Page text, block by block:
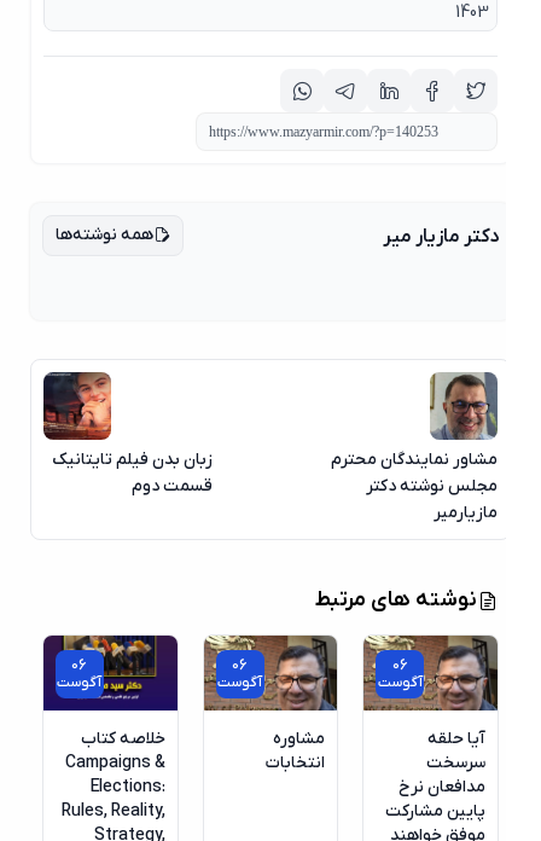
دکتر مازیار میر همه نوشته‌ها
مشاور نمایندگان محترم
مجلس نوشته دکتر
مازیارمیر
زبان بدن فیلم تایتانیک
قسمت دوم
نوشته های مرتبط
06
آگوست
آیا حلقه
سرسخت
مدافعان نرخ
پایین مشارکت
موفق خواهند
06
آگوست
مشاوره
انتخابات
06
آگوست
خلاصه کتاب
Campaigns &
Elections:
Rules, Reality,
Strategy,